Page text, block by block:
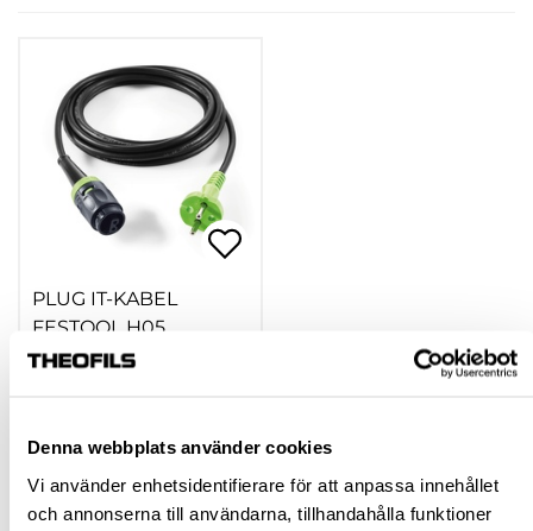
Denna webbplats använder cookies
Vi använder enhetsidentifierare för att anpassa innehållet
och annonserna till användarna, tillhandahålla funktioner
PLUG IT-KABEL
FESTOOL H05
Finns fler varianter